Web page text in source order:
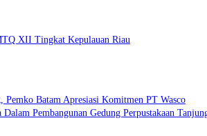
XII Tingkat Kepulauan Riau
Pemko Batam Apresiasi Komitmen PT Wasco
Pembangunan Gedung Perpustakaan